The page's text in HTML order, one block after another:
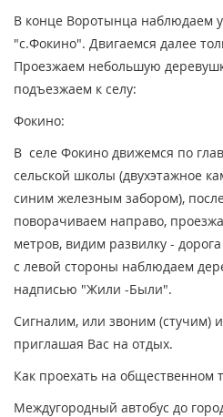
В конце Воротынца наблюдаем
"с.Фокино". Двигаемся далее
Проезжаем небольшую
подъезжаем к селу:
Фокино:
В селе Фокино движемся по
сельской школы (двухэтажное
синим железным забором),
поворачиваем направо,
метров, видим развилку -
с левой стороны наблюдаем
надписью "Жили -Были".
Сигналим, или звоним (стучим)
приглашая Вас на отдых.
Как проехать на общественном
Междугородный автобус до